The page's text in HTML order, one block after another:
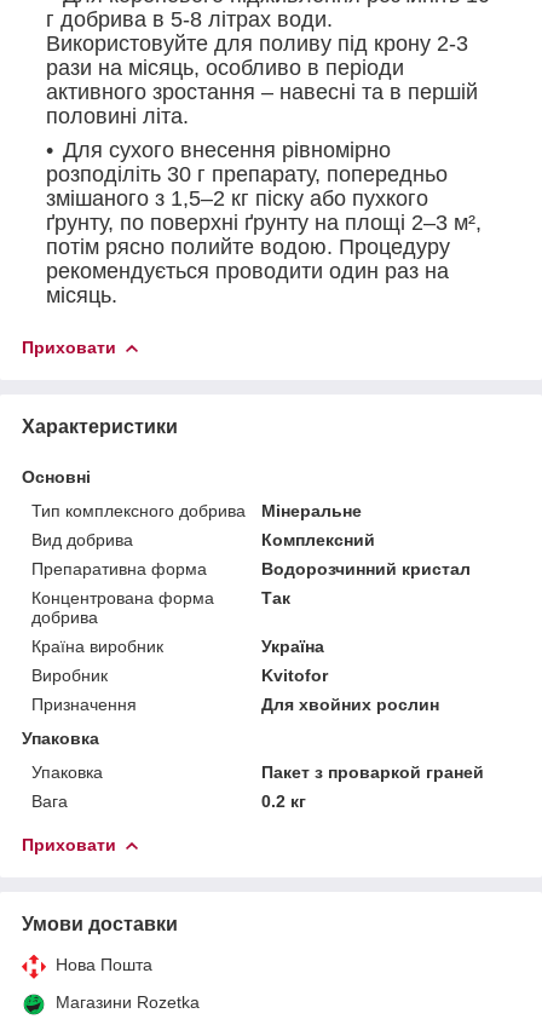
г добрива в 5-8 літрах води.
Використовуйте для поливу під крону 2-3
рази на місяць, особливо в періоди
активного зростання – навесні та в першій
половині літа.
Для сухого внесення рівномірно
розподіліть 30 г препарату, попередньо
змішаного з 1,5–2 кг піску або пухкого
ґрунту, по поверхні ґрунту на площі 2–3 м²,
потім рясно полийте водою. Процедуру
рекомендується проводити один раз на
місяць.
Приховати
Характеристики
Основні
Тип комплексного добрива
Мінеральне
Вид добрива
Комплексний
Препаративна форма
Водорозчинний кристал
Концентрована форма
добрива
Так
Країна виробник
Україна
Виробник
Kvitofor
Призначення
Для хвойних рослин
Упаковка
Упаковка
Пакет з проваркой граней
Вага
0.2 кг
Приховати
Умови доставки
Нова Пошта
Магазини Rozetka